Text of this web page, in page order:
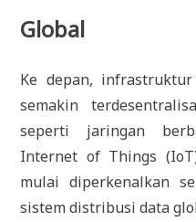
Global
Ke depan,
semakin
seperti jaringan
Internet of Things
mulai diperkenalkan
sistem distribusi data